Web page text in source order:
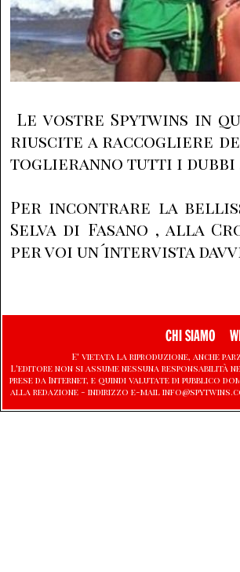
Le vostre Spytwins in
riuscite a raccogliere
toglieranno tutti i dubbi
Per incontrare la
Selva di Fasano , alla
per voi un´intervista
CHI SIAMO
E' vietata la riproduzione, anche
L'editore non si assume nessuna
prese da Internet, e quindi valutate di pubblico
alla redazione - indirizzo e-mail